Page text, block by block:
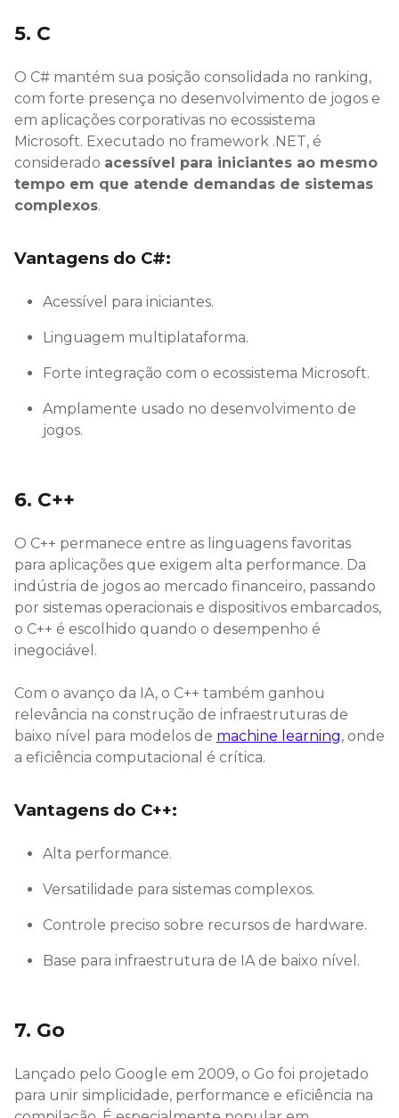
5. C
O C# mantém sua posição consolidada no ranking,
com forte presença no desenvolvimento de jogos e
em aplicações corporativas no ecossistema
Microsoft. Executado no framework .NET, é
considerado acessível para iniciantes ao mesmo
tempo em que atende demandas de sistemas
complexos.
Vantagens do C#:
Acessível para iniciantes.
Linguagem multiplataforma.
Forte integração com o ecossistema Microsoft.
Amplamente usado no desenvolvimento de
jogos.
6. C++
O C++ permanece entre as linguagens favoritas
para aplicações que exigem alta performance. Da
indústria de jogos ao mercado financeiro, passando
por sistemas operacionais e dispositivos embarcados,
o C++ é escolhido quando o desempenho é
inegociável.
Com o avanço da IA, o C++ também ganhou
relevância na construção de infraestruturas de
baixo nível para modelos de machine learning, onde
a eficiência computacional é crítica.
Vantagens do C++:
Alta performance.
Versatilidade para sistemas complexos.
Controle preciso sobre recursos de hardware.
Base para infraestrutura de IA de baixo nível.
7. Go
Lançado pelo Google em 2009, o Go foi projetado
para unir simplicidade, performance e eficiência na